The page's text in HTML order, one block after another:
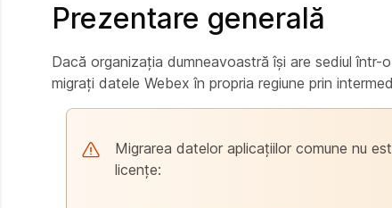
Prezentare generală
Dacă organizația dumneavoastră își are sediul
migrați datele Webex în propria regiune prin
Migrarea datelor aplicațiilor comune nu
licențe: